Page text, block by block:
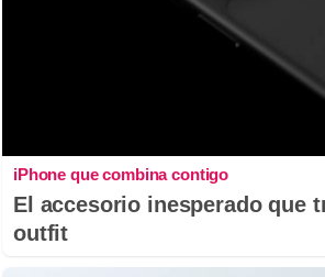
iPhone que combina contigo
El accesorio inesperado que
outfit